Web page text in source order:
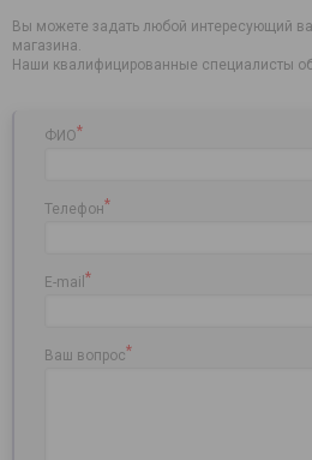
Вы можете задать любой интересующий
магазина.
Наши квалифицированные специалисты
ФИО*
Телефон*
E-mail *
Ваш вопрос*